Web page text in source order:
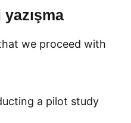
we proceed with
a pilot study